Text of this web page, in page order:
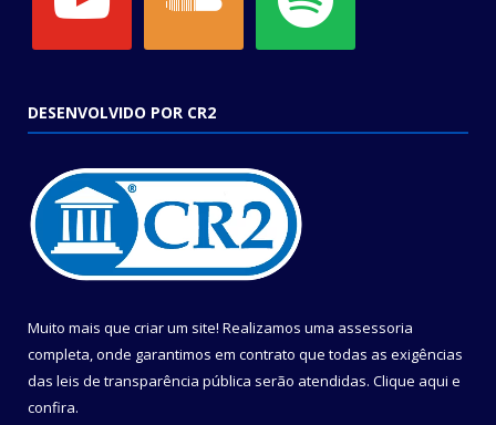
DESENVOLVIDO POR CR2
Muito mais que criar um site! Realizamos uma assessoria
completa, onde garantimos em contrato que todas as exigências
das leis de transparência pública serão atendidas. Clique aqui e
confira.